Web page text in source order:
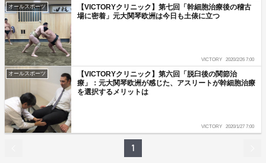
オールスポーツ
【VICTORYクリニック】第七回「幹細胞治療後の稽古
場に密着」元大関琴欧洲は今日も土俵に立つ
VICTORY 2020/2/26 7:00
オールスポーツ
【VICTORYクリニック】第六回「脱臼後の関節治
療」：元大関琴欧洲が感じた、アスリートが幹細胞治療
を選択するメリットは
VICTORY 2020/1/27 7:00
1